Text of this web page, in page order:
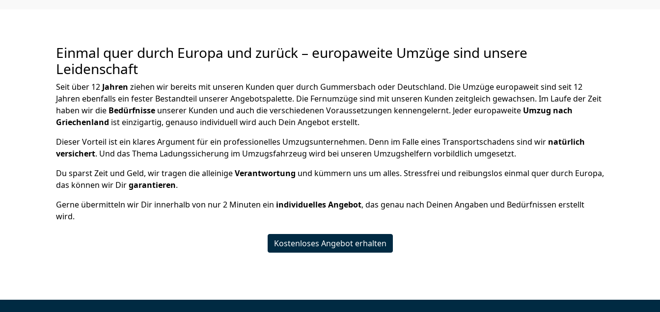
Einmal quer durch Europa und zurück – europaweite Umzüge sind unsere
Leidenschaft
Seit über 12 Jahren ziehen wir bereits mit unseren Kunden quer durch Gummersbach oder Deutschland. Die Umzüge europaweit sind seit 12
Jahren ebenfalls ein fester Bestandteil unserer Angebotspalette. Die Fernumzüge sind mit unseren Kunden zeitgleich gewachsen. Im Laufe der Zeit
haben wir die Bedürfnisse unserer Kunden und auch die verschiedenen Voraussetzungen kennengelernt. Jeder europaweite Umzug nach
Griechenland ist einzigartig, genauso individuell wird auch Dein Angebot erstellt.
Dieser Vorteil ist ein klares Argument für ein professionelles Umzugsunternehmen. Denn im Falle eines Transportschadens sind wir natürlich
versichert. Und das Thema Ladungssicherung im Umzugsfahrzeug wird bei unseren Umzugshelfern vorbildlich umgesetzt.
Du sparst Zeit und Geld, wir tragen die alleinigeVerantwortung und kümmern uns um alles. Stressfrei und reibungslos einmal quer durch Europa,
das können wir Dirgarantieren.
Gerne übermitteln wir Dir innerhalb von nur2 Minuten ein individuelles Angebot, das genau nach Deinen Angaben und Bedürfnissen erstellt
wird.
Kostenloses Angebot erhalten